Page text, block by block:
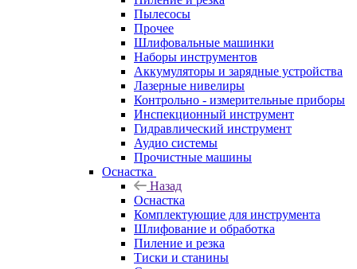
Пылесосы
Прочее
Шлифовальные машинки
Наборы инструментов
Аккумуляторы и зарядные устройства
Лазерные нивелиры
Контрольно - измерительные приборы
Инспекционный инструмент
Гидравлический инструмент
Аудио системы
Прочистные машины
Оснастка
Назад
Оснастка
Комплектующие для инструмента
Шлифование и обработка
Пиление и резка
Тиски и станины